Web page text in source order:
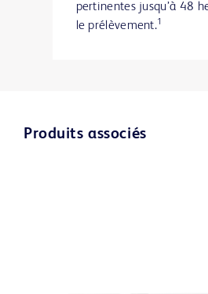
pertinentes jusqu’à 48
le prélèvement.1
Produits associés